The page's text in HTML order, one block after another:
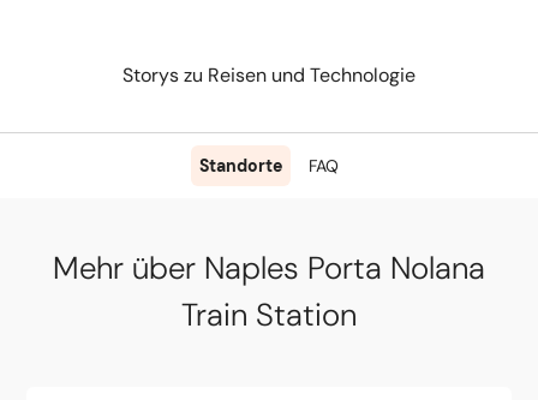
Standorte FAQ
Storys zu Reisen und Technologie
Mehr über Naples Porta Nolana
Train Station